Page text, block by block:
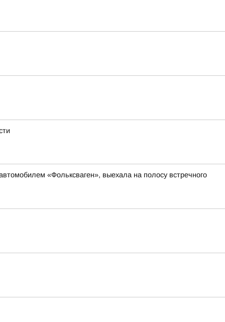
«Фольксваген», выехала на полосу встречного